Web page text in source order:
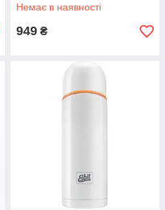
Немає в наявності
949 ₴